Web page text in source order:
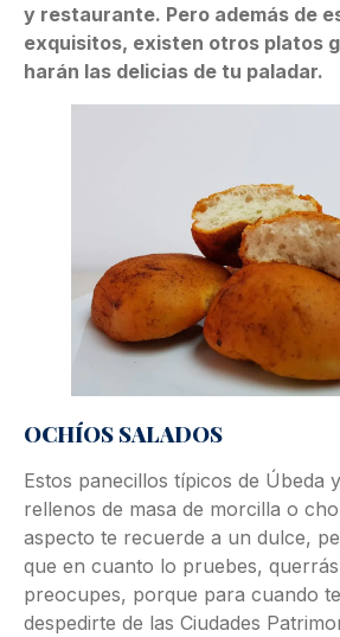
y restaurante. Pero además de
exquisitos, existen otros platos
harán las delicias de tu paladar.
OCHÍOS SALADOS
Estos panecillos típicos de Úbeda
rellenos de masa de morcilla o
aspecto te recuerde a un dulce,
que en cuanto lo pruebes,
preocupes, porque para cuando
despedirte de las Ciudades